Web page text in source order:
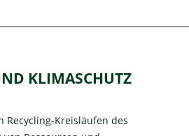
KLIMASCHUTZ
Kreisläufen des